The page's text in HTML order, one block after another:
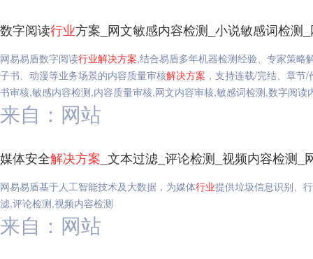
数字阅读行业方案_网文敏感内容检测_小说敏感词检测
网易易盾数字阅读行业解决方案,结合易盾多年机器检测经验、专家策略
子书、动漫等业务场景的内容质量审核解决方案 ，支持连载/完结、章
书审核,敏感内容检测,内容质量审核,网文内容审核,敏感词检测,数字阅读
来自：网站
媒体安全解决方案 _文本过滤_评论检测_视频内容检测_
网易易盾基于人工智能技术及大数据，为媒体行业提供垃圾信息识别、
滤,评论检测,视频内容检测
来自：网站